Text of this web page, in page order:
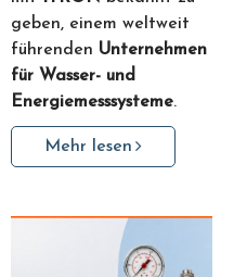
geben, einem weltweit
führenden Unternehmen
für Wasser- und
Energiemesssysteme.
Mehr lesen